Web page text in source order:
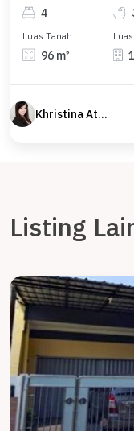
4
Luas Tanah
96 m²
Khristina Atmodjo
Listing